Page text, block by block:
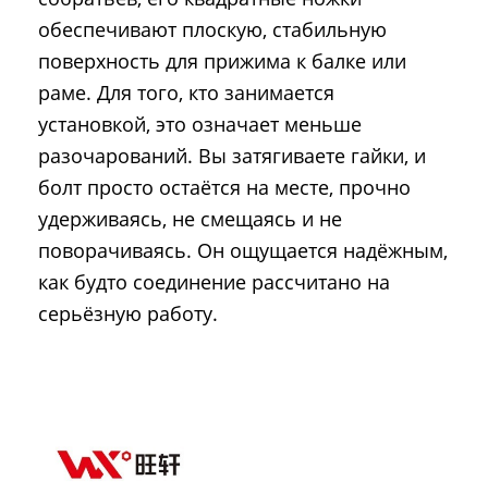
обеспечивают плоскую, стабильную
поверхность для прижима к балке или
раме. Для того, кто занимается
установкой, это означает меньше
разочарований. Вы затягиваете гайки, и
болт просто остаётся на месте, прочно
удерживаясь, не смещаясь и не
поворачиваясь. Он ощущается надёжным,
как будто соединение рассчитано на
серьёзную работу.